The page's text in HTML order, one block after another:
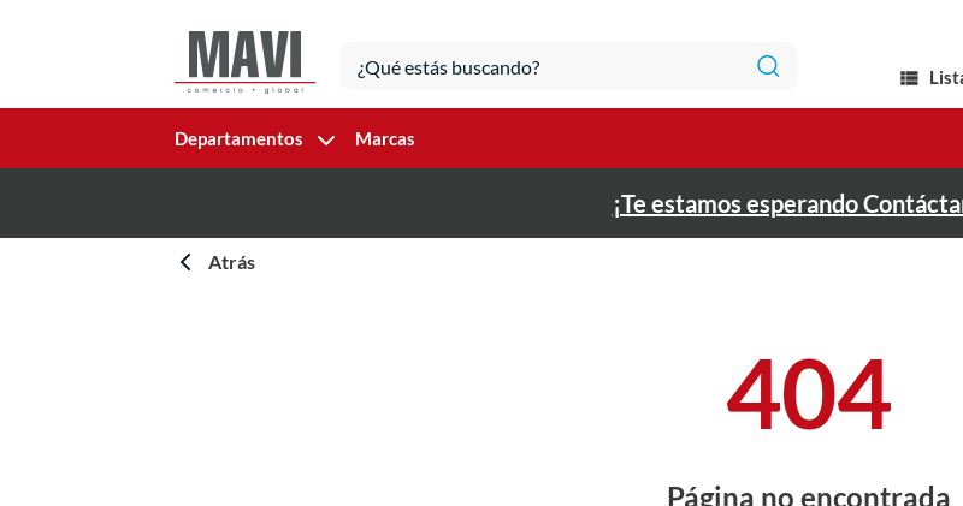
Departamentos Marcas
¡Te estamos esperando
Atrás
404
Página no encontrada